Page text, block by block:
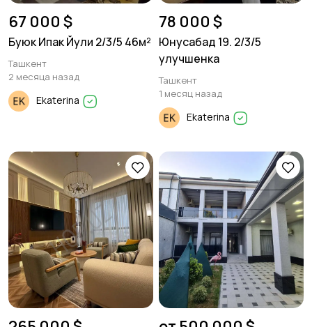
67 000 $
Буюк Ипак Йули 2/3/5 46м²
Ташкент
2 месяца назад
Ekaterina
78 000 $
Юнусабад 19. 2/3/5
улучшенка
Ташкент
1 месяц назад
Ekaterina